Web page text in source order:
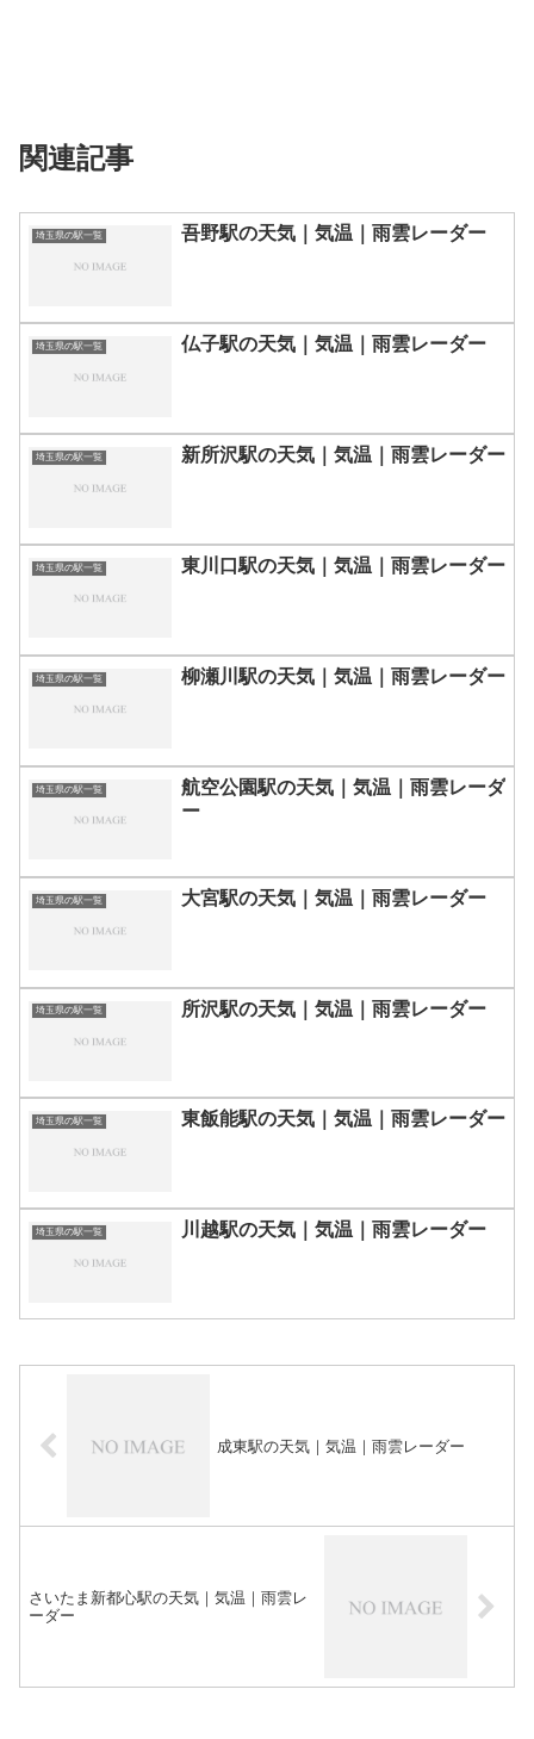
関連記事
埼玉県の駅一覧 吾野駅の天気｜気温｜雨雲レーダー
埼玉県の駅一覧 仏子駅の天気｜気温｜雨雲レーダー
埼玉県の駅一覧 新所沢駅の天気｜気温｜雨雲レーダー
埼玉県の駅一覧 東川口駅の天気｜気温｜雨雲レーダー
埼玉県の駅一覧 柳瀬川駅の天気｜気温｜雨雲レーダー
埼玉県の駅一覧
航空公園駅の天気｜気温｜雨雲レーダ
ー
埼玉県の駅一覧 大宮駅の天気｜気温｜雨雲レーダー
埼玉県の駅一覧 所沢駅の天気｜気温｜雨雲レーダー
埼玉県の駅一覧 東飯能駅の天気｜気温｜雨雲レーダー
埼玉県の駅一覧 川越駅の天気｜気温｜雨雲レーダー
成東駅の天気｜気温｜雨雲レーダー
さいたま新都心駅の天気｜気温｜雨雲レ
ーダー